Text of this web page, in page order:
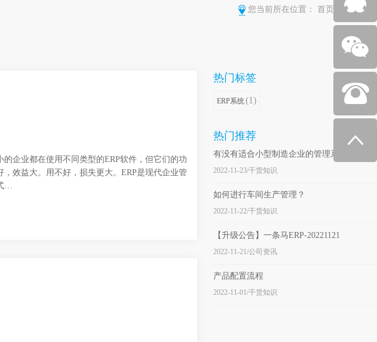
您当前所在位置： 首页 所有类别
企业都在使用不同类型的ERP软件，但它们的功
效益大。用不好，损失更大。ERP是现代企业管
…
热门标签
ERP系统(1)
热门推荐
有没有适合小型制造企业的管理系统？
2022-11-23/干货知识
如何进行车间生产管理？
2022-11-22/干货知识
【升级公告】一条马ERP-20221121
2022-11-21/公司资讯
产品配置流程
2022-11-01/干货知识